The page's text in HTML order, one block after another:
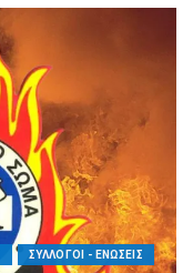
ΣΥΛΛΟΓΟΙ - ΕΝΩΣΕΙΣ